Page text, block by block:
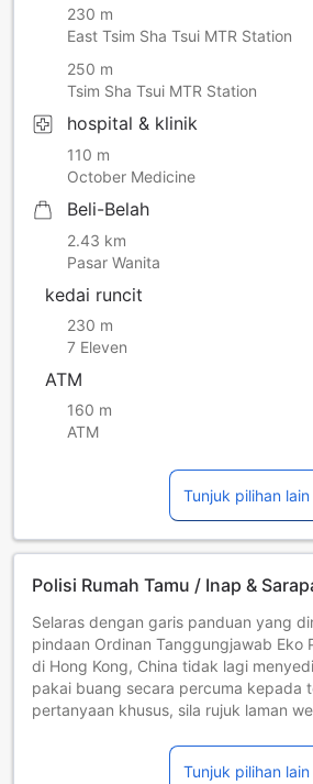
230 m
East Tsim Sha Tsui MTR Station
250 m
Tsim Sha Tsui MTR Station
hospital & klinik
110 m
October Medicine
Beli-Belah
2.43 km
Pasar Wanita
kedai runcit
230 m
7 Eleven
ATM
160 m
ATM
Tunjuk pilihan lain
Polisi Rumah Tamu / Inap &
Selaras dengan garis panduan yang
pindaan Ordinan Tanggungjawab Eko
di Hong Kong, China tidak lagi
pakai buang secara percuma kepada
pertanyaan khusus, sila rujuk laman
melaksanakan semula Cukai
kadar 3% berdasarkan kadar bilik
Tunjuk pilihan lain